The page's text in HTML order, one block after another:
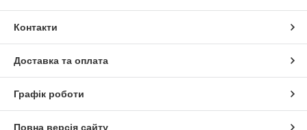
Контакти
Доставка та оплата
Графік роботи
Повна версія сайту